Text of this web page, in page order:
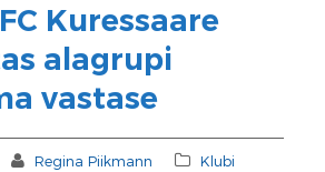
Kuressaare
alagrupi
vastase
Regina Piikmann
Klubi